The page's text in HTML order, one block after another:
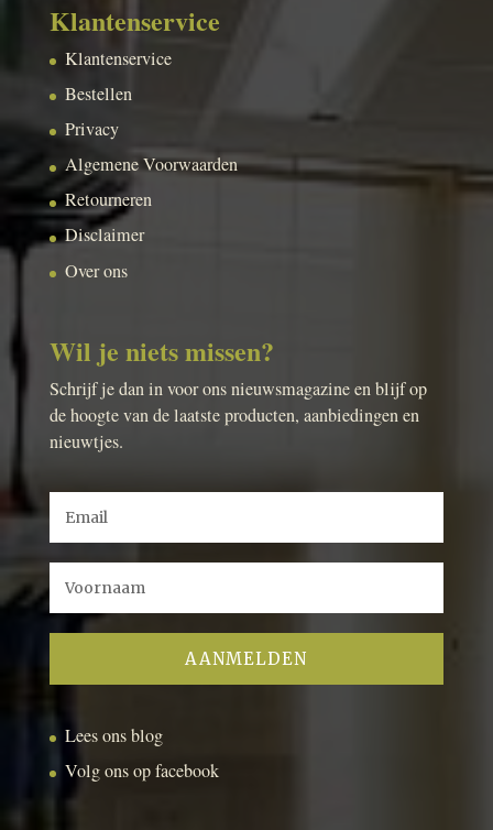
Klantenservice
Klantenservice
Bestellen
Privacy
Algemene Voorwaarden
Retourneren
Disclaimer
Over ons
Wil je niets missen?
Schrijf je dan in voor ons nieuwsmagazine en blijf op
de hoogte van de laatste producten, aanbiedingen en
nieuwtjes.
Lees ons blog
Volg ons op facebook